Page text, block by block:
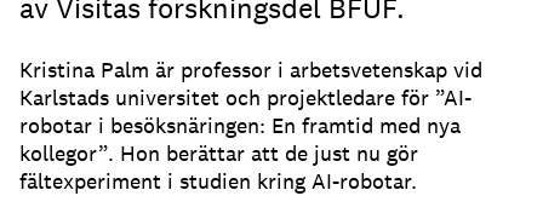
av Visitas forskningsdel BFUF.
Kristina Palm är professor i arbetsvetenskap vid
Karlstads universitet och projektledare för ”AI-
robotar i besöksnäringen: En framtid med nya
kollegor”. Hon berättar att de just nu gör
fältexperiment i studien kring AI-robotar.